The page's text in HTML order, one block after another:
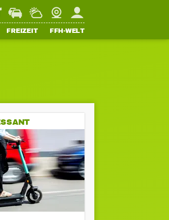
StaupilotWetterWebcamMein FFH
FREIZEIT FFH-WELT